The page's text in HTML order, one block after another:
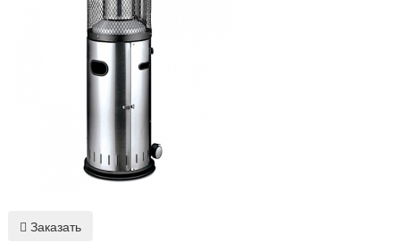
Заказать